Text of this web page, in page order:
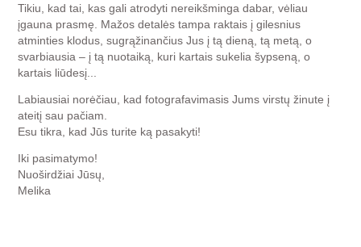
Tikiu, kad tai, kas gali atrodyti nereikšminga dabar, vėliau
įgauna prasmę. Mažos detalės tampa raktais į gilesnius
atminties klodus, sugrąžinančius Jus į tą dieną, tą metą, o
svarbiausia – į tą nuotaiką, kuri kartais sukelia šypseną, o
kartais liūdesį...
Labiausiai norėčiau, kad fotografavimasis Jums virstų žinute į
ateitį sau pačiam.
Esu tikra, kad Jūs turite ką pasakyti!
Iki pasimatymo!
Nuoširdžiai Jūsų,
Melika